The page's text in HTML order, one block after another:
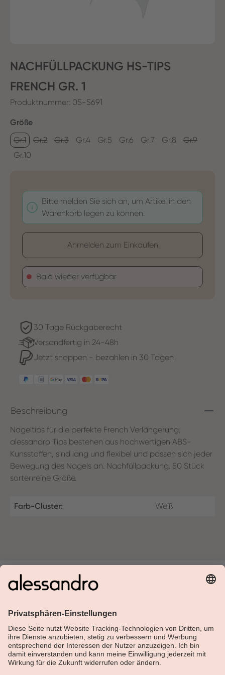
NACHFÜLLPACKUNG HS-TIPS
FRENCH GR. 1
Produktnummer: 05-5691
Größeauswählen
Gr.1
Gr.2 Gr.3 Gr.4 Gr.5 Gr.6 Gr.7 Gr.8
Gr.9
Gr.10
Bitte melden Sie sich an, um Artikel in den
Warenkorb legen zu können.
Anmelden zum Einkaufen
Bald wieder verfügbar
30 Tage Rückgaberecht
Versandfertig in 24-48h
Jetzt shoppen - bezahlen in 30 Tagen
Beschreibung
Nageltips für die perfekte French Verlängerung.
alessandro Tips bestehen aus hochwertigen ABS-
Kunsstoffen, sind lang und flexibel und passen sich jeder
Bewegung des Nagels an. Nachfüllpackung. 50 Stück
sortenreine Größe.
Farb-Cluster: Weiß
Über Alessandro
Shop